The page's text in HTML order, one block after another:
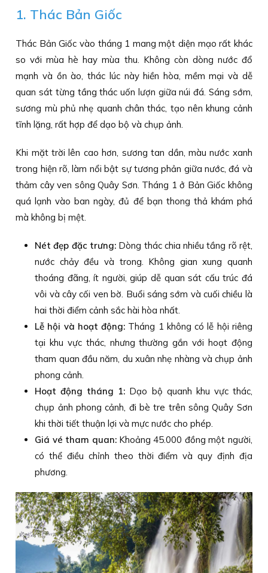
1. Thác Bản Giốc
Thác Bản Giốc vào tháng 1 mang một diện mạo rất khác
so với mùa hè hay mùa thu. Không còn dòng nước đổ
mạnh và ồn ào, thác lúc này hiền hòa, mềm mại và dễ
quan sát từng tầng thác uốn lượn giữa núi đá. Sáng sớm,
sương mù phủ nhẹ quanh chân thác, tạo nên khung cảnh
tĩnh lặng, rất hợp để dạo bộ và chụp ảnh.
Khi mặt trời lên cao hơn, sương tan dần, màu nước xanh
trong hiện rõ, làm nổi bật sự tương phản giữa nước, đá và
thảm cây ven sông Quây Sơn. Tháng 1 ở Bản Giốc không
quá lạnh vào ban ngày, đủ để bạn thong thả khám phá
mà không bị mệt.
Nét đẹp đặc trưng: Dòng thác chia nhiều tầng rõ rệt,
nước chảy đều và trong. Không gian xung quanh
thoáng đãng, ít người, giúp dễ quan sát cấu trúc đá
vôi và cây cối ven bờ. Buổi sáng sớm và cuối chiều là
hai thời điểm cảnh sắc hài hòa nhất.
Lễ hội và hoạt động: Tháng 1 không có lễ hội riêng
tại khu vực thác, nhưng thường gắn với hoạt động
tham quan đầu năm, du xuân nhẹ nhàng và chụp ảnh
phong cảnh.
Hoạt động tháng 1: Dạo bộ quanh khu vực thác,
chụp ảnh phong cảnh, đi bè tre trên sông Quây Sơn
khi thời tiết thuận lợi và mực nước cho phép.
Giá vé tham quan: Khoảng 45.000 đồng một người,
có thể điều chỉnh theo thời điểm và quy định địa
phương.